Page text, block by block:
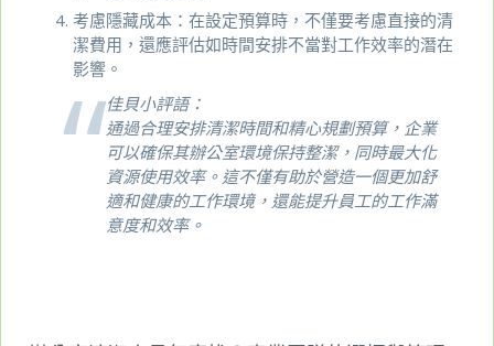
考慮隱藏成本：在設定預算時，不僅要考慮直接的清
潔費用，還應評估如時間安排不當對工作效率的潛在
影響。
佳貝小評語：
通過合理安排清潔時間和精心規劃預算，企業
可以確保其辦公室環境保持整潔，同時最大化
資源使用效率。這不僅有助於營造一個更加舒
適和健康的工作環境，還能提升員工的工作滿
意度和效率。